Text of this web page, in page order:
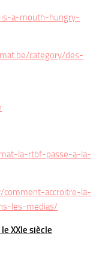
a-mouth-hungry-
category/des-
la-rtbf-passe-a-la-
comment-accroitre-la-
les-medias/
XXIe siècle